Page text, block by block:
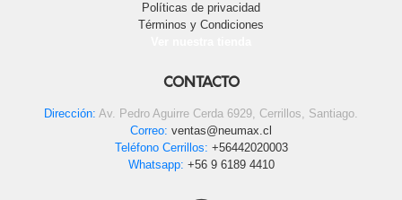
Políticas de privacidad
Términos y Condiciones
CONTACTO
Dirección: Av. Pedro Aguirre Cerda 6929, Cerrillos, Santiago.
Correo: ventas@neumax.cl
Teléfono Cerrillos: +56442020003
Whatsapp: +56 9 6189 4410